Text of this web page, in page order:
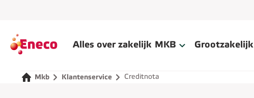
Alles over zakelijk MKB Grootzakelijk
Mkb Klantenservice Creditnota